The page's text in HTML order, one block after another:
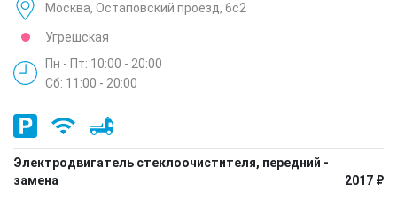
Москва, Остаповский проезд, 6с2
Угрешская
Пн - Пт: 10:00 - 20:00
Сб: 11:00 - 20:00
Электродвигатель стеклоочистителя, передний -
замена
2017 ₽